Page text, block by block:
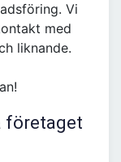
Vi
med
liknande.
företaget